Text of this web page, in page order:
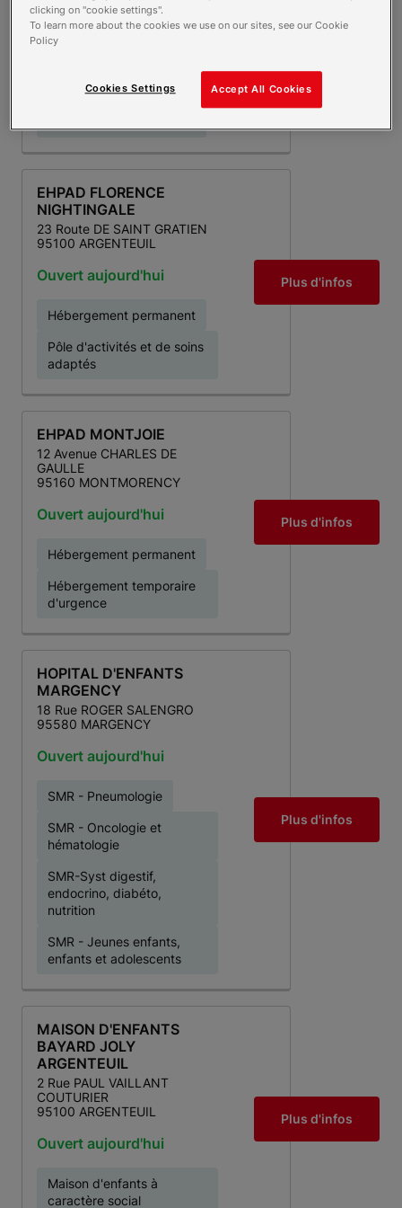
Ouvert aujourd'hui
Pôle d'activités et de soins
adaptés
EHPAD FLORENCE
NIGHTINGALE
23 Route DE SAINT GRATIEN
95100 ARGENTEUIL
Ouvert aujourd'hui
Hébergement permanent
Pôle d'activités et de soins
adaptés
Plus d'infos
EHPAD MONTJOIE
12 Avenue CHARLES DE
GAULLE
95160 MONTMORENCY
Ouvert aujourd'hui
Hébergement permanent
Hébergement temporaire
d'urgence
Plus d'infos
HOPITAL D'ENFANTS
MARGENCY
18 Rue ROGER SALENGRO
95580 MARGENCY
Ouvert aujourd'hui
SMR - Pneumologie
SMR - Oncologie et
hématologie
SMR-Syst digestif,
endocrino, diabéto,
nutrition
SMR - Jeunes enfants,
enfants et adolescents
Plus d'infos
MAISON D'ENFANTS
BAYARD JOLY
ARGENTEUIL
2 Rue PAUL VAILLANT
COUTURIER
95100 ARGENTEUIL
Ouvert aujourd'hui
Maison d'enfants à
caractère social
Plus d'infos
clicking on "cookie settings".
To learn more about the cookies we use on our sites, see our Cookie
Policy
Accept All Cookies
Cookies Settings